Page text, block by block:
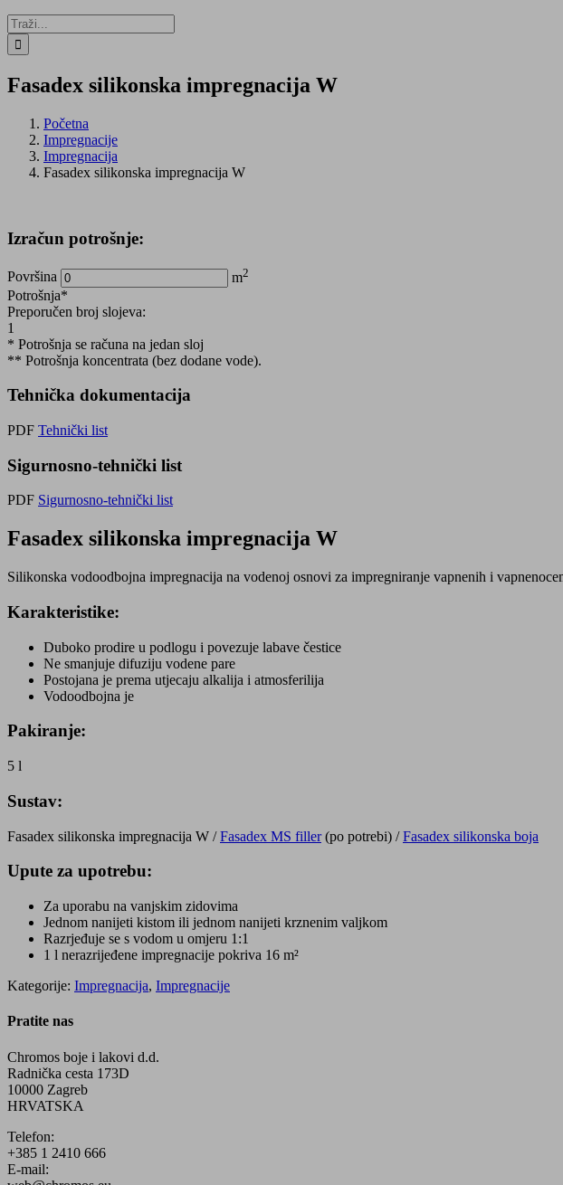
Traži...
Fasadex silikonska impregnacija W
Početna
Impregnacije
Impregnacija
Fasadex silikonska impregnacija W
Izračun potrošnje:
Površina m2
Potrošnja*
Preporučen broj slojeva:
1
* Potrošnja se računa na jedan sloj
** Potrošnja koncentrata (bez dodane vode).
Tehnička dokumentacija
PDF Tehnički list
Sigurnosno-tehnički list
PDF Sigurnosno-tehnički list
Fasadex silikonska impregnacija W
Silikonska vodoodbojna impregnacija na vodenoj osnovi za impregniranje vapnenih i
Karakteristike:
Duboko prodire u podlogu i povezuje labave čestice
Ne smanjuje difuziju vodene pare
Postojana je prema utjecaju alkalija i atmosferilija
Vodoodbojna je
Pakiranje:
5 l
Sustav:
Fasadex silikonska impregnacija W /Fasadex MS filler(po potrebi) /Fasadex silikonska boja
Upute za upotrebu:
Za uporabu na vanjskim zidovima
Jednom nanijeti kistom ili jednom nanijeti krznenim valjkom
Razrjeđuje se s vodom u omjeru 1:1
1 l nerazrijeđene impregnacije pokriva 16 m²
Kategorije: Impregnacija, Impregnacije
Pratite nas
Chromos boje i lakovi d.d.
Radnička cesta 173D
10000 Zagreb
HRVATSKA
Telefon:
+385 1 2410 666
E-mail: